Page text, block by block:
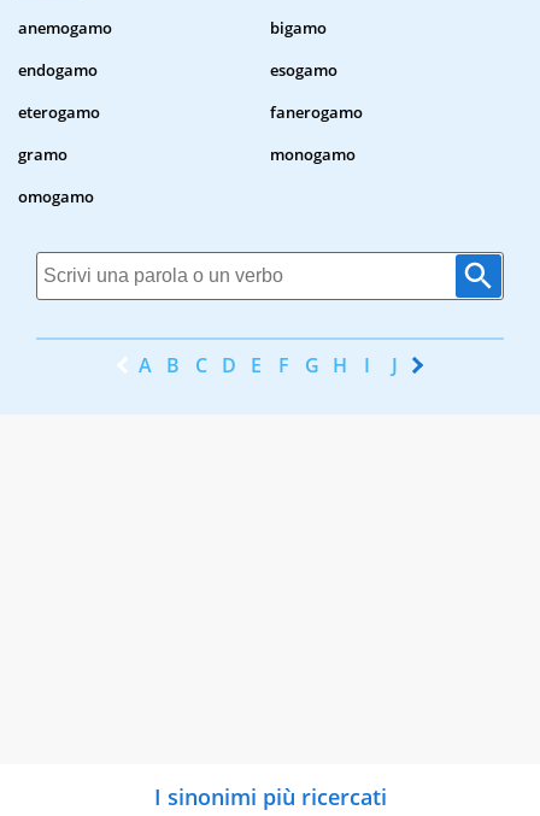
anemogamo
bigamo
endogamo
esogamo
eterogamo
fanerogamo
gramo
monogamo
omogamo
A B C D E F G H I J K
I sinonimi più ricercati